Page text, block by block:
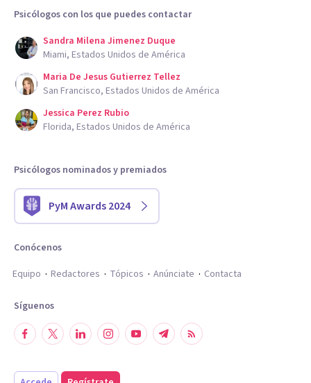
Psicólogos con los que puedes contactar
Sandra Milena Jimenez Duque
Miami, Estados Unidos de América
Maria De Jesus Gutierrez Tellez
San Francisco, Estados Unidos de América
Jessica Perez Rubio
Florida, Estados Unidos de América
Psicólogos nominados y premiados
PyM Awards 2024
Conócenos
Equipo
Redactores Tópicos Anúnciate Contacta
Síguenos